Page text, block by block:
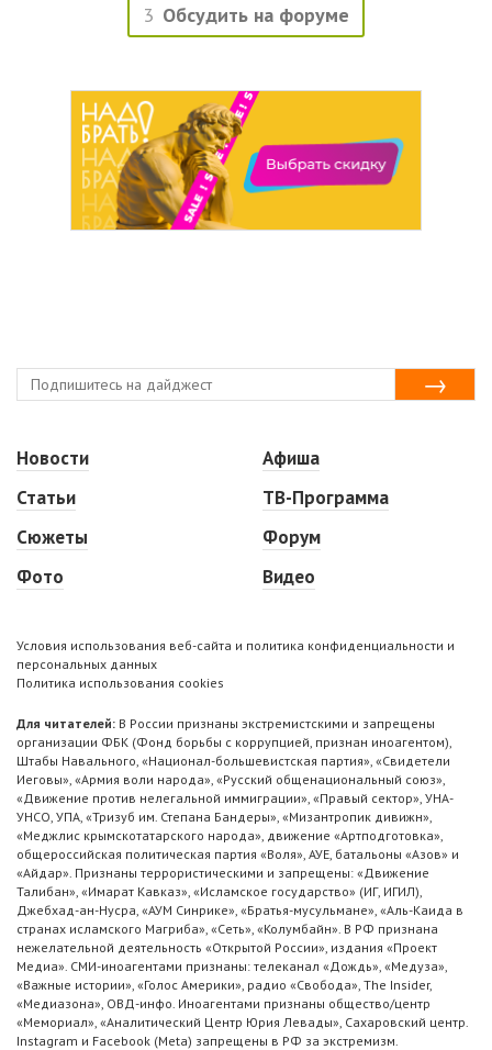
3 Обсудить на форуме
Новости
Статьи
Сюжеты
Фото
Афиша
ТВ-Программа
Форум
Видео
Условия использования веб-сайта и политика конфиденциальности и
персональных данных
Политика использования cookies
Для читателей: В России признаны экстремистскими и запрещены
организации ФБК (Фонд борьбы с коррупцией, признан иноагентом),
Штабы Навального, «Национал-большевистская партия», «Свидетели
Иеговы», «Армия воли народа», «Русский общенациональный союз»,
«Движение против нелегальной иммиграции», «Правый сектор», УНА-
УНСО, УПА, «Тризуб им. Степана Бандеры», «Мизантропик дивижн»,
«Меджлис крымскотатарского народа», движение «Артподготовка»,
общероссийская политическая партия «Воля», АУЕ, батальоны «Азов» и
«Айдар». Признаны террористическими и запрещены: «Движение
Талибан», «Имарат Кавказ», «Исламское государство» (ИГ, ИГИЛ),
Джебхад-ан-Нусра, «АУМ Синрике», «Братья-мусульмане», «Аль-Каида в
странах исламского Магриба», «Сеть», «Колумбайн». В РФ признана
нежелательной деятельность «Открытой России», издания «Проект
Медиа». СМИ-иноагентами признаны: телеканал «Дождь», «Медуза»,
«Важные истории», «Голос Америки», радио «Свобода», The Insider,
«Медиазона», ОВД-инфо. Иноагентами признаны общество/центр
«Мемориал», «Аналитический Центр Юрия Левады», Сахаровский центр.
Instagram и Facebook (Metа) запрещены в РФ за экстремизм.